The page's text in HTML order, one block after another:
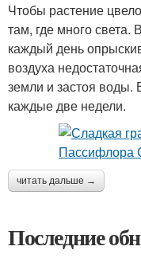
Чтобы растение
там, где много
каждый день
воздуха
земли и застоя воды.
каждые две недели.
читать дальше →
Последние